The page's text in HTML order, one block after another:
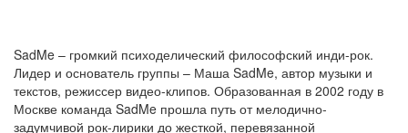
SadMe – громкий психоделический философский инди-рок.
Лидер и основатель группы – Маша SadMe, автор музыки и
текстов, режиссер видео-клипов. Образованная в 2002 году в
Москве команда SadMe прошла путь от мелодично-
задумчивой рок-лирики до жесткой, перевязанной